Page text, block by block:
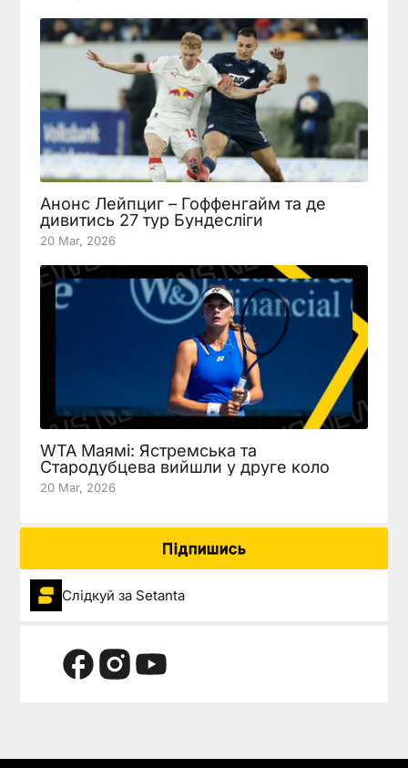
Анонс Лейпциг – Гоффенгайм та де
дивитись 27 тур Бундесліги
20 Mar, 2026
WTA Маямі: Ястремська та
Стародубцева вийшли у друге коло
20 Mar, 2026
Підпишись
Слідкуй за Setanta